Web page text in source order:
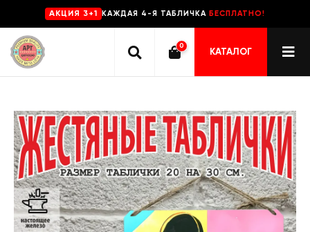
AKЦИЯ 3+1 КАЖДАЯ 4-Я ТАБЛИЧКА БЕСПЛАТНО!
0
КАТАЛОГ